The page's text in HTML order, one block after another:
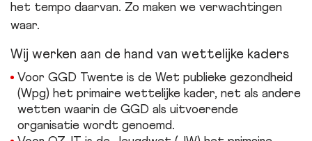
het tempo daarvan. Zo maken we verwachtingen
waar.
Wij werken aan de hand van wettelijke kaders
Voor GGD Twente is de Wet publieke gezondheid
(Wpg) het primaire wettelijke kader, net als andere
wetten waarin de GGD als uitvoerende
organisatie wordt genoemd.